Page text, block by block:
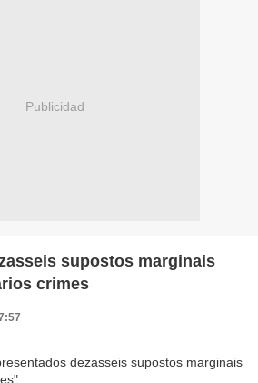
Publicidad
supostos marginais
crimes